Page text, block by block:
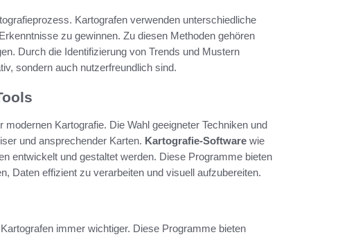
Kartografen verwenden unterschiedliche
zu gewinnen. Zu diesen Methoden gehören
Durch die Identifizierung von Trends und Mustern
sondern auch nutzerfreundlich sind.
Kartografie. Die Wahl geeigneter Techniken und
und ansprechender Karten. Kartografie-Software wie
entwickelt und gestaltet werden. Diese Programme bieten
Daten effizient zu verarbeiten und visuell aufzubereiten.
immer wichtiger. Diese Programme bieten